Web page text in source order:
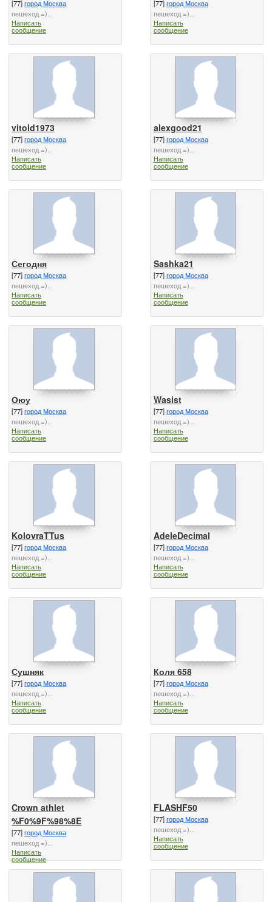
[77]город Москва
пешеход =)...
Написать
сообщение
[77]город Москва
пешеход =)...
Написать
сообщение
vitold1973
[77]город Москва
пешеход =)...
Написать
сообщение
alexgood21
[77]город Москва
пешеход =)...
Написать
сообщение
Сегодня
[77]город Москва
пешеход =)...
Написать
сообщение
Sashka21
[77]город Москва
пешеход =)...
Написать
сообщение
Оюу
[77]город Москва
пешеход =)...
Написать
сообщение
Wasist
[77]город Москва
пешеход =)...
Написать
сообщение
KolovraTTus
[77]город Москва
пешеход =)...
Написать
сообщение
AdeleDecimal
[77]город Москва
пешеход =)...
Написать
сообщение
Сушняк
[77]город Москва
пешеход =)...
Написать
сообщение
Коля 658
[77]город Москва
пешеход =)...
Написать
сообщение
Crown athlet
%F0%9F%98%8E
[77]город Москва
пешеход =)...
Написать
сообщение
FLASHF50
[77]город Москва
пешеход =)...
Написать
сообщение